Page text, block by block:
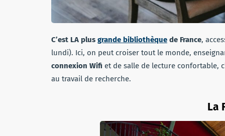
C’est LA plus grande bibliothèque de France,
lundi). Ici, on peut croiser tout le monde,
connexion Wifi et de salle de lecture confortable,
au travail de recherche.
La